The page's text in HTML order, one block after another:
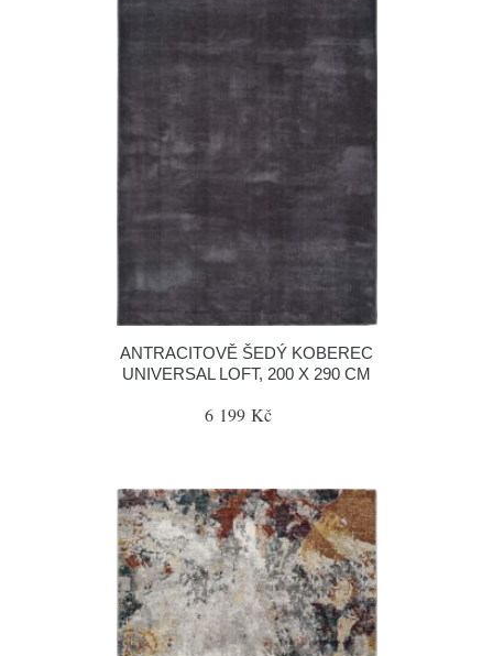
ANTRACITOVĚ ŠEDÝ KOBEREC
UNIVERSAL LOFT, 200 X 290 CM
6 199 Kč